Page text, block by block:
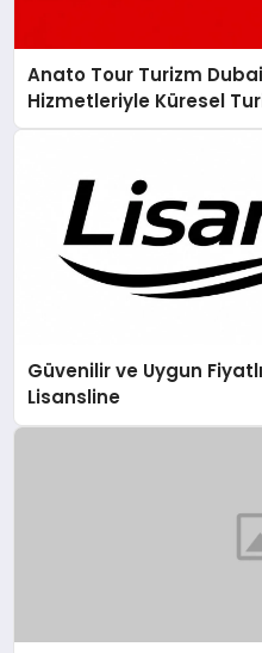
Anato Tour Turizm
Hizmetleriyle Küresel
Güvenilir ve Uygun
Lisansline